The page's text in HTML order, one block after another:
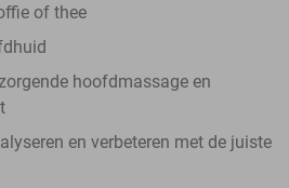
of thee
hoofdmassage en
en verbeteren met de juiste